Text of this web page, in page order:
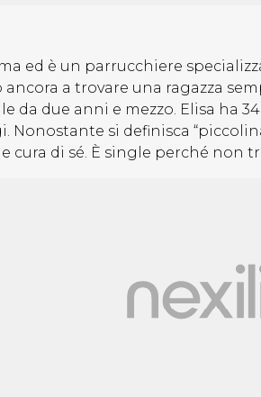
ed è un parrucchiere
a trovare una ragazza
da due anni e mezzo. Elisa ha
Nonostante si definisca
cura di sé. È single perché